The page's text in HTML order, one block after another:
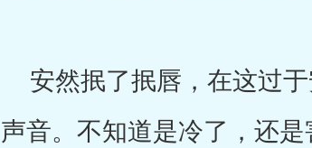
安然抿了抿唇，在这过
声音。不知道是冷了，还